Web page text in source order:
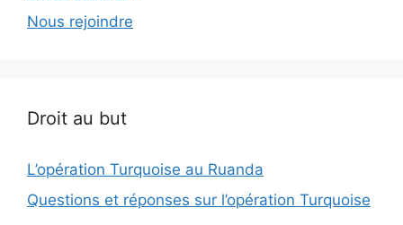
Nous rejoindre
Droit au but
L’opération Turquoise au Ruanda
Questions et réponses sur l’opération Turquoise